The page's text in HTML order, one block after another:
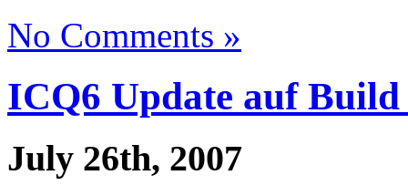
No Comments »
ICQ6 Update auf Build
July 26th, 2007